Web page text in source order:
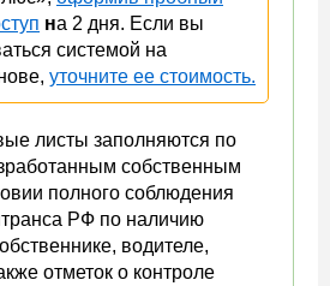
на 2 дня. Если вы
системой на
уточните ее стоимость.
листы заполняются по
собственным
полного соблюдения
РФ по наличию
водителе,
отметок о контроле